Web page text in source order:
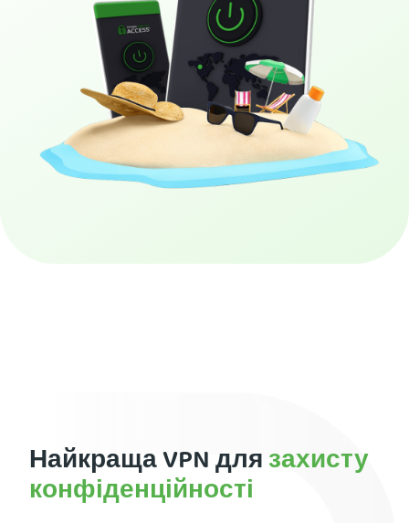
Найкраща VPN длязахисту
конфіденційності